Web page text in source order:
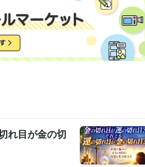
れ目が金の切